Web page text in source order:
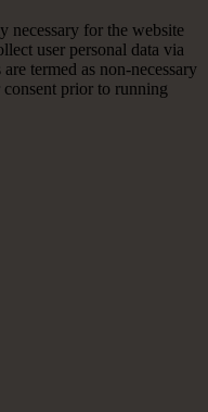
necessary for the website
user personal data via
termed as non-necessary
prior to running